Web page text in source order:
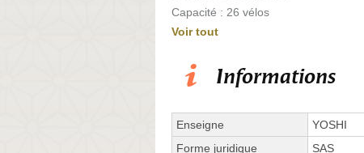
Capacité : 26 vélos
Voir tout
Informations
Enseigne
YOSHI
Forme juridique
SAS